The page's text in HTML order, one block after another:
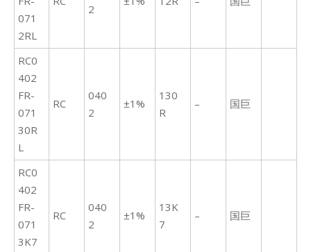
071
2RL
2
RC0
402
FR-
071
30R
L
RC
040
2
±1%
130
R
– 国巨
RC0
402
FR-
071
3K7
RC
040
2
±1%
13K
7
– 国巨